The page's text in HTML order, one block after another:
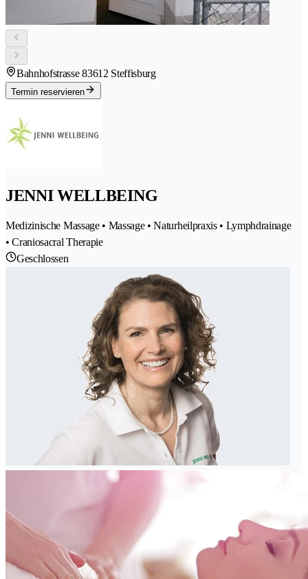
Bahnhofstrasse 83612 Steffisburg
Termin reservieren
JENNI WELLBEING
Medizinische Massage • Massage • Naturheilpraxis • Lymphdrainage
• Craniosacral Therapie
Geschlossen